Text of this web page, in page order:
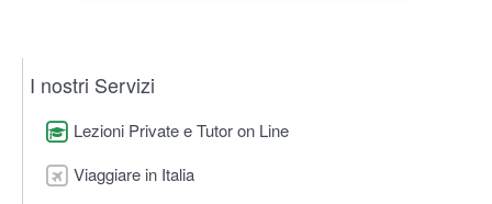
I nostri Servizi
Lezioni Private e Tutor on Line
Viaggiare in Italia